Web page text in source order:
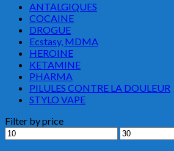
ANTALGIQUES
COCAINE
DROGUE
Ecstasy, MDMA
HEROINE
KETAMINE
PHARMA
PILULES CONTRE LA DOULEUR
STYLO VAPE
Filter by price
Min
price
Max
price